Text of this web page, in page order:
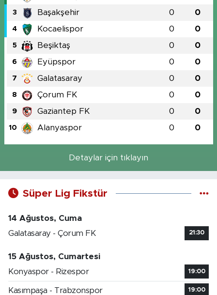
3 Başakşehir 0 0
4 Kocaelispor 0 0
5 Beşiktaş 0 0
6 Eyüpspor 0 0
7 Galatasaray 0 0
8 Çorum FK 0 0
9 Gaziantep FK 0 0
10 Alanyaspor 0 0
Detaylar için tıklayın
Süper Lig Fikstür
14 Ağustos, Cuma
Galatasaray - Çorum FK
21:30
15 Ağustos, Cumartesi
Konyaspor - Rizespor
19:00
Kasımpaşa - Trabzonspor 19:00